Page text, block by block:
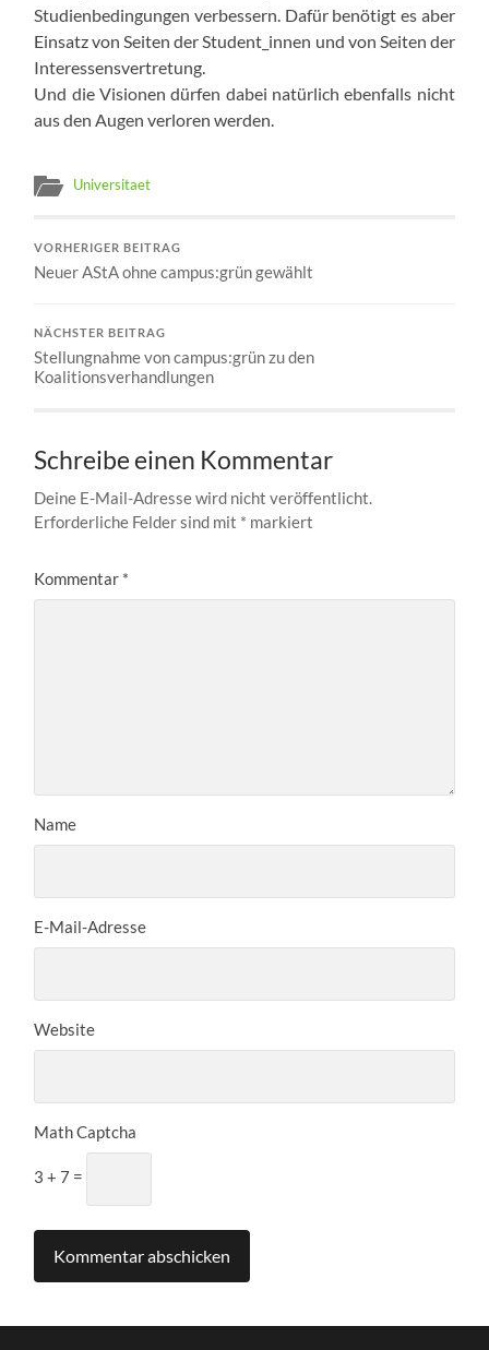
Studienbedingungen verbessern. Dafür benötigt es aber
Einsatz von Seiten der Student_innen und von Seiten der
Interessensvertretung.
Und die Visionen dürfen dabei natürlich ebenfalls nicht
aus den Augen verloren werden.
Universitaet
VORHERIGER BEITRAG
Neuer AStA ohne campus:grün gewählt
NÄCHSTER BEITRAG
Stellungnahme von campus:grün zu den
Koalitionsverhandlungen
Schreibe einen Kommentar
Deine E-Mail-Adresse wird nicht veröffentlicht.
Erforderliche Felder sind mit * markiert
Kommentar *
Name
E-Mail-Adresse
Website
Math Captcha
3 + 7 =